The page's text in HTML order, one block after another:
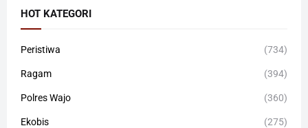
HOT KATEGORI
Peristiwa (734)
Ragam (394)
Polres Wajo (360)
Ekobis (275)